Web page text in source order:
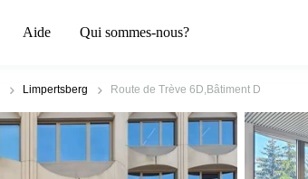
Aide Qui sommes-nous?
Limpertsberg Route de Trève 6D,Bâtiment D